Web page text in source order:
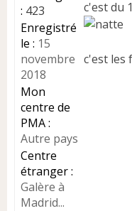
: 423
Enregistré
le : 15
novembre
2018
Mon
centre de
PMA :
Autre pays
Centre
étranger :
Galère à
Madrid...
n
l
c'est du
c'est les